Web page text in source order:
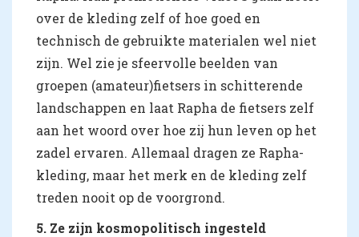
over de kleding zelf of hoe goed en
technisch de gebruikte materialen wel niet
zijn. Wel zie je sfeervolle beelden van
groepen (amateur)fietsers in schitterende
landschappen en laat Rapha de fietsers zelf
aan het woord over hoe zij hun leven op het
zadel ervaren. Allemaal dragen ze Rapha-
kleding, maar het merk en de kleding zelf
treden nooit op de voorgrond.
5. Ze zijn kosmopolitisch ingesteld